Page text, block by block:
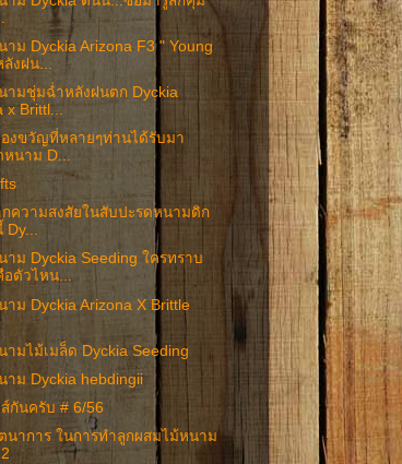
าม Dyckia Arizona F3 " Young
งฝน...
ามชุ่มฉ่ำหลังฝนตก Dyckia
Brittl...
งขวัญที่หลายๆท่านได้รับมา
หนาม D...
กความสงสัยในสับปะรดหนามดิก
Dy...
าม Dyckia Seeding ใครทราบ
อตัวไหน...
าม Dyckia Arizona X Brittle
ามไม้เมล็ด Dyckia Seeding
าม Dyckia hebdingii
กันครับ # 6/56
นาการ ในการทำลูกผสมไม้หนาม